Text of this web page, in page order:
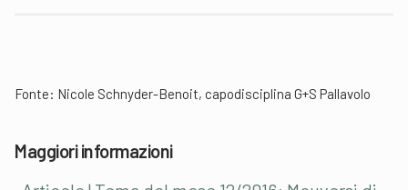
Fonte: Nicole Schnyder-Benoit, capodisciplina G+S Pallavolo
Maggiori informazioni